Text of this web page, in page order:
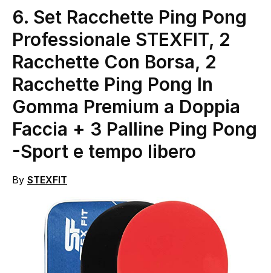
6. Set Racchette Ping Pong
Professionale STEXFIT, 2
Racchette Con Borsa, 2
Racchette Ping Pong In
Gomma Premium a Doppia
Faccia + 3 Palline Ping Pong
-Sport e tempo libero
By STEXFIT